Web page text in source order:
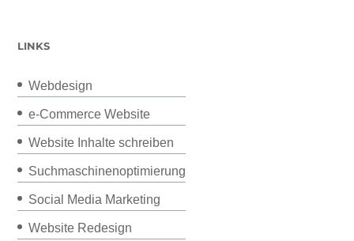
LINKS
Webdesign
e-Commerce Website
Website Inhalte schreiben
Suchmaschinenoptimierung
Social Media Marketing
Website Redesign